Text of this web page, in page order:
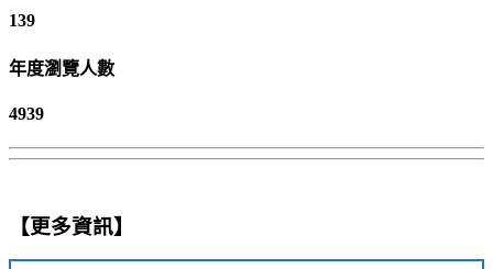
139
年度瀏覽人數
4939
【更多資訊】